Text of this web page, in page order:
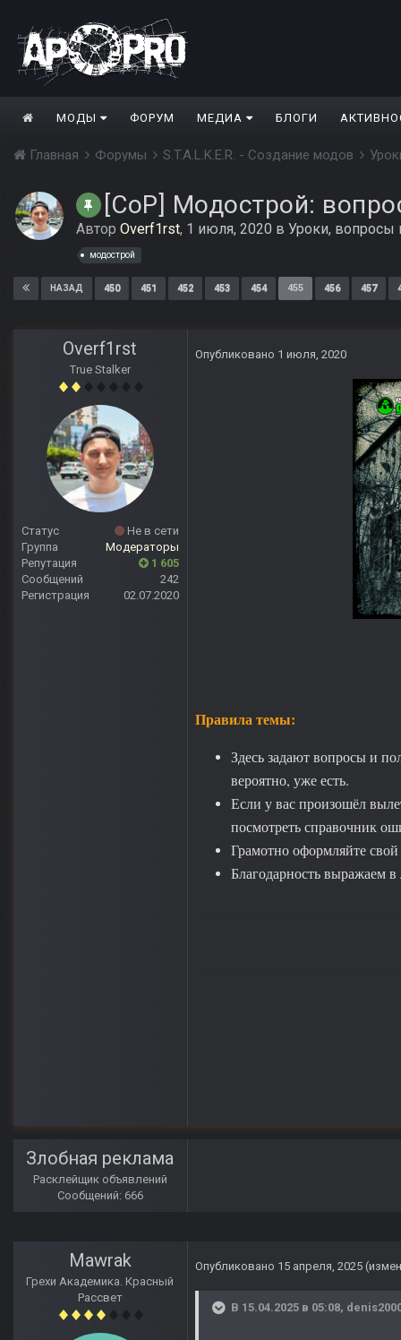
МОДЫ ФОРУМ МЕДИА БЛОГИ
Главная Форумы S.T.A.L.K.E.R. - Создание модов
[CoP] Модострой:
Автор Overf1rst, 1 июля, 2020 в Уроки, вопросы
модострой
НАЗАД 450 451 452 453 454 455 456 457
Overf1rst
True Stalker
Статус
Не в сети
Группа
Модераторы
Репутация
1 605
Сообщений
242
Регистрация
02.07.2020
Опубликовано 1 июля, 2020
Правила темы:
Здесь задают вопросы и
вероятно, уже есть.
Если у вас произошёл
посмотреть справочник
Грамотно оформляйте свой
Благодарность выражаем
Злобная реклама
Расклейщик объявлений
Сообщений: 666
Mawrak
Грехи Академика. Красный
Рассвет
Опубликовано 15 апреля, 2025
В 15.04.2025 в 05:08,